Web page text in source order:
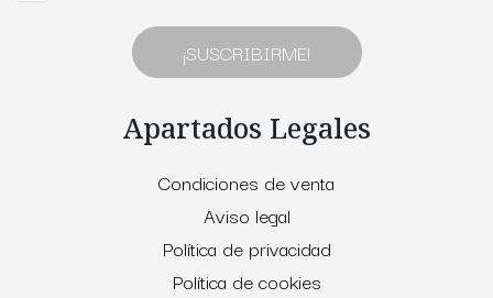
¡SUSCRIBIRME!
Apartados Legales
Condiciones de venta
Aviso legal
Política de privacidad
Política de cookies